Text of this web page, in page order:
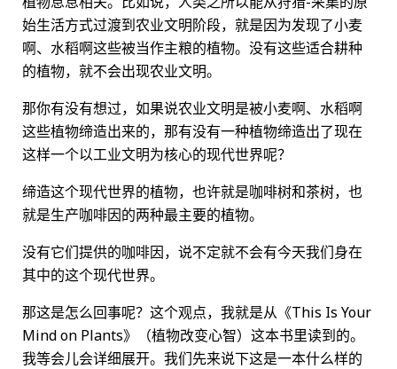
始生活方式过渡到农业文明阶段，就是因为发现了小麦
啊、水稻啊这些被当作主粮的植物。没有这些适合耕种
的植物，就不会出现农业文明。
那你有没有想过，如果说农业文明是被小麦啊、水稻啊
这些植物缔造出来的，那有没有一种植物缔造出了现在
这样一个以工业文明为核心的现代世界呢？
缔造这个现代世界的植物，也许就是咖啡树和茶树，也
就是生产咖啡因的两种最主要的植物。
没有它们提供的咖啡因，说不定就不会有今天我们身在
其中的这个现代世界。
那这是怎么回事呢？这个观点，我就是从《This Is Your
Mind on Plants》（植物改变心智）这本书里读到的。
我等会儿会详细展开。我们先来说下这是一本什么样的